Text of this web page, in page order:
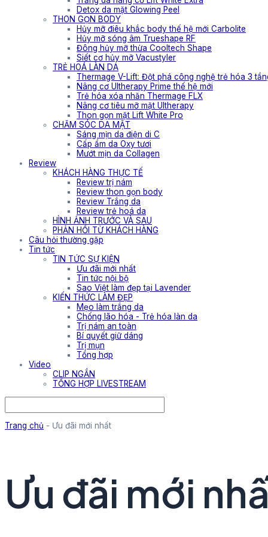
Detox da mặt Glowing Peel
THON GỌN BODY
Hủy mỡ điêu khắc body thế hệ mới Carbolite
Hủy mỡ sóng âm Trueshape RF
Đông hủy mỡ thừa Cooltech Shape
Siết cơ hủy mỡ Vacustyler
TRẺ HOÁ LÀN DA
Thermage V-Lift: Đột phá công nghệ trẻ hóa 3
Nâng cơ Ultherapy Prime thế hệ mới
Trẻ hóa xóa nhăn Thermage FLX
Nâng cơ tiêu mỡ mặt Ultherapy
Thon gọn mặt Lift White Pro
CHĂM SÓC DA MẶT
Sáng mịn da điện di C
Cấp ẩm da Oxy tươi
Mướt mịn da Collagen
Review
KHÁCH HÀNG THỰC TẾ
Review trị nám
Review thon gọn body
Review Trắng da
Review trẻ hoá da
HÌNH ẢNH TRƯỚC VÀ SAU
PHẢN HỒI TỪ KHÁCH HÀNG
Câu hỏi thường gặp
Tin tức
TIN TỨC SỰ KIỆN
Ưu đãi mới nhất
Tin tức nội bộ
Sao Việt làm đẹp tại Lavender
KIẾN THỨC LÀM ĐẸP
Mẹo làm trắng da
Chống lão hóa - Trẻ hóa làn da
Trị nám an toàn
Bí quyết giữ dáng
Trị mụn
Tổng hợp
Video
CLIP NGẮN
TỔNG HỢP LIVESTREAM
Trang chủ - Ưu đãi mới nhất
Ưu đãi mới